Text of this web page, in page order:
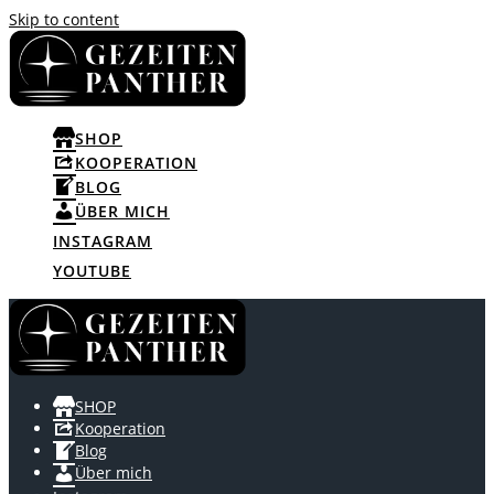
Skip to content
SHOP
KOOPERATION
BLOG
ÜBER MICH
INSTAGRAM
YOUTUBE
SHOP
Kooperation
Blog
Über mich